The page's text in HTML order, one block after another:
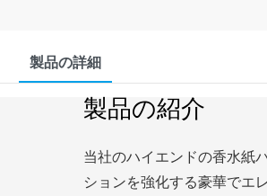
製品の詳細
製品の紹介
当社のハイエンドの香水紙
ションを強化する豪華でエ